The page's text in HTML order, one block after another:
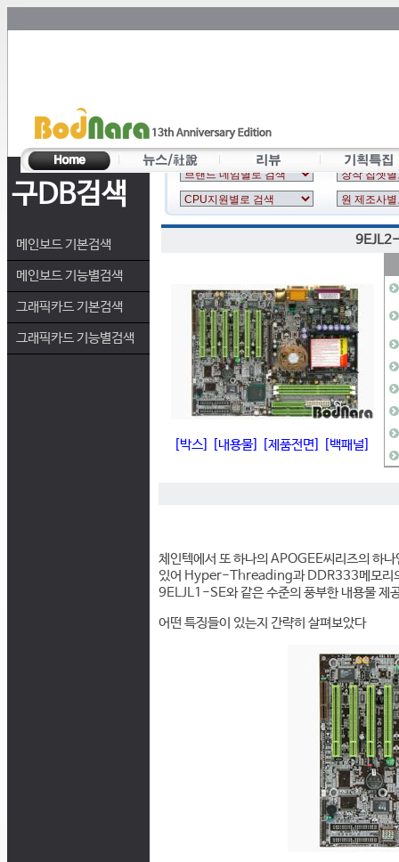
구DB검색
메인보드 기본검색
메인보드 기능별검색
그래픽카드 기본검색
그래픽카드 기능별검색
[박스] [내용물] [제품전면] [백패널]
체인텍에서 또 하나의 APOGEE씨리즈의 하
있어 Hyper-Threading과 DDR333메모리
9ELJL1-SE와 같은 수준의 풍부한 내용물 제
어떤 특징들이 있는지 간략히 살펴보았다